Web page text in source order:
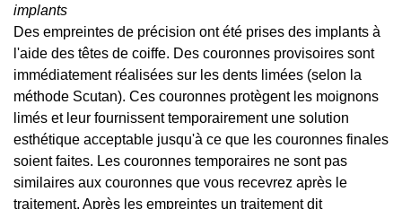
implants
Des empreintes de précision ont été prises des implants à
l'aide des têtes de coiffe. Des couronnes provisoires sont
immédiatement réalisées sur les dents limées (selon la
méthode Scutan). Ces couronnes protègent les moignons
limés et leur fournissent temporairement une solution
esthétique acceptable jusqu'à ce que les couronnes finales
soient faites. Les couronnes temporaires ne sont pas
similaires aux couronnes que vous recevrez après le
traitement. Après les empreintes un traitement dit